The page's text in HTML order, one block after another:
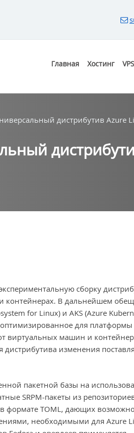
Главная Хостинг VPS
дистрибутив Azure
сборку
контейнерах. В дальнейшем
for Linux) и AKS (Azure
для платформы
виртуальных машин и
изменения
пакетной базы на
SRPM-пакеты из
формате TOML, дающих
необходимыми для Azure